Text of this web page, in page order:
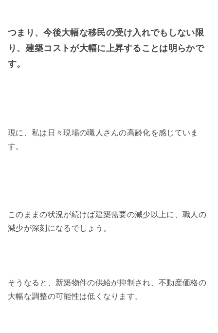
つまり、今後大幅な移民の受け入れでもしない限
り、建築コストが大幅に上昇することは明らかで
す。
現に、私は日々現場の職人さんの高齢化を感じていま
す。
このままの状況が続けば建築需要の減少以上に、職人の
減少が深刻になるでしょう。
そうなると、新築物件の供給が抑制され、不動産価格の
大幅な調整の可能性は低くなります。